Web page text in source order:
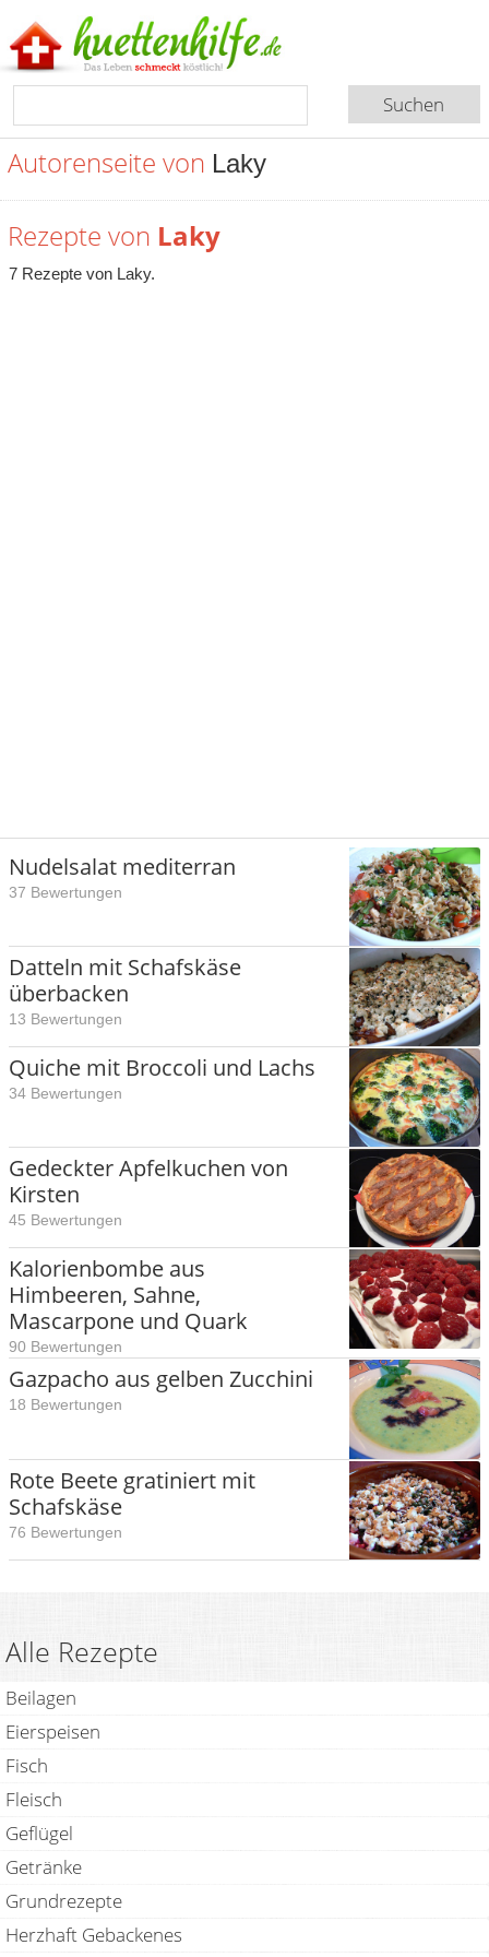
Autorenseite von Laky
Rezepte von Laky
7 Rezepte von Laky.
Nudelsalat mediterran
37 Bewertungen
Datteln mit Schafskäse
überbacken
13 Bewertungen
Quiche mit Broccoli und Lachs
34 Bewertungen
Gedeckter Apfelkuchen von
Kirsten
45 Bewertungen
Kalorienbombe aus
Himbeeren, Sahne,
Mascarpone und Quark
90 Bewertungen
Gazpacho aus gelben Zucchini
18 Bewertungen
Rote Beete gratiniert mit
Schafskäse
76 Bewertungen
Alle Rezepte
Beilagen
Eierspeisen
Fisch
Fleisch
Geflügel
Getränke
Grundrezepte
Herzhaft Gebackenes